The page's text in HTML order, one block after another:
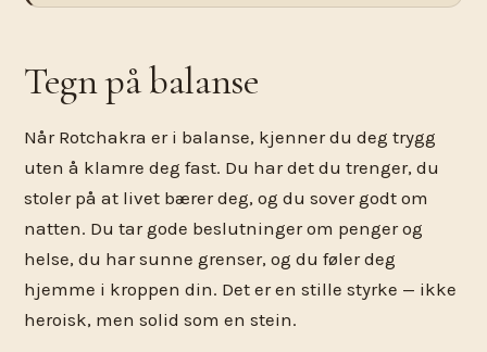
Tegn på balanse
Når Rotchakra er i balanse, kjenner du deg trygg
uten å klamre deg fast. Du har det du trenger, du
stoler på at livet bærer deg, og du sover godt om
natten. Du tar gode beslutninger om penger og
helse, du har sunne grenser, og du føler deg
hjemme i kroppen din. Det er en stille styrke — ikke
heroisk, men solid som en stein.